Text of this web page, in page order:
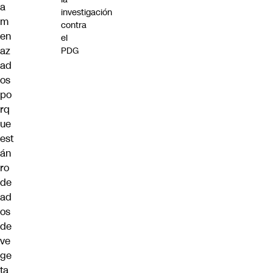
a
m
en
az
ad
os
po
rq
ue
est
án
ro
de
ad
os
de
ve
ge
ta
investigación
contra
el
PDG